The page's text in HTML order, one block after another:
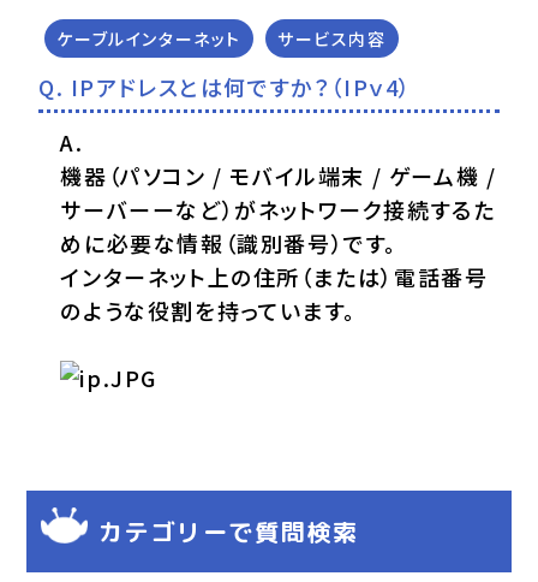
ケーブルインターネット サービス内容
IPアドレスとは何ですか？（IPｖ4）
機器（パソコン / モバイル端末 / ゲーム機 /
サーバーーなど）がネットワーク接続するた
めに必要な情報（識別番号）です。
インターネット上の住所（または）電話番号
のような役割を持っています。
カテゴリーで質問検索